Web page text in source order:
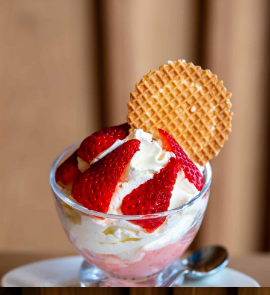
Copas de helado
Postres para sentarse y disfrutar: Banana Split, Copa Amarena,
Crema Catalana, Canasta de la casa, Copa China, Corneto de la
casa y más.